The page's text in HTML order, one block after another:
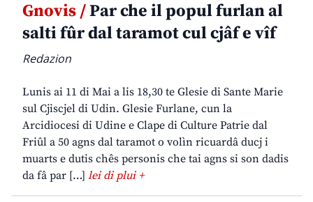
Gnovis /Par che il popul furlan al
salti fûr dal taramot cul cjâf e vîf
Redazion
Lunis ai 11 di Mai a lis 18,30 te Glesie di Sante Marie
sul Cjiscjel di Udin. Glesie Furlane, cun la
Arcidiocesi di Udine e Clape di Culture Patrie dal
Friûl a 50 agns dal taramot o volìn ricuardâ ducj i
muarts e dutis chês personis che tai agns si son dadis
da fâ par […] lei di plui +